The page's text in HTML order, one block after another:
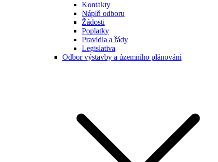
Kontakty
Náplň odboru
Žádosti
Poplatky
Pravidla a řády
Legislativa
Odbor výstavby a územního plánování